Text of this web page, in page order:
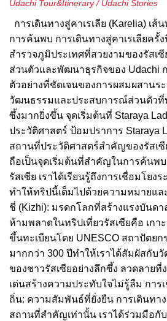
Udachi Tour&Itinerary/ Udachi Stories
การเดินทางสู่คาเรเลีย (Karelia) เส้
การค้นพบ การเดินทางสู่คาเรเลียครั้
สำรวจภูมิประเทศที่สวยงามของรัสเซี
ส่วนตัวและพัฒนาธุรกิจของ Udachi
ตัวอย่างที่ชัดเจนของการผสมผสานระ
วัฒนธรรมและประสบการณ์ส่วนตัวที่
ซึ้งมากยิ่งขึ้น จุดเริ่มต้นที่ Staraya
ประวัติศาสตร์ ป้อมปราการ Staraya
สถานที่ประวัติศาสตร์สำคัญของรัสเซี
ถือเป็นจุดเริ่มต้นที่สำคัญในการค้นพ
รัสเซีย เราได้เรียนรู้ถึงการเชื่อมโยง
ทำให้ทริปนี้เต็มไปด้วยความหมายแล
ชี่ (Kizhi): มรดกโลกที่สร้างแรงบันด
ห้ามพลาดในทริปเที่ยวรัสเซียคือ เกา
ขึ้นทะเบียนโดย UNESCO สถาปัตย
มากกว่า 300 ปีทำให้เราได้สัมผัสกับ
ของชาวรัสเซียอย่างลึกซึ้ง ลวดลาย
เด่นสร้างความประทับใจไม่รู้ลืม กา
ถิ่น: ความสัมพันธ์ที่ยั่งยืน การเดินทา
สถานที่สำคัญเท่านั้น เราได้ร่วมมือ